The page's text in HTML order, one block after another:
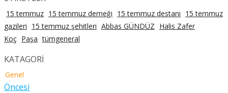
15 temmuz 15 temmuz derneği 15 temmuz destanı 15 temmuz
gazileri 15 temmuz şehitleri Abbas GÜNDÜZ Halis Zafer
Koç Paşa tümgeneral
KATAGORİ
Genel
Öncesi